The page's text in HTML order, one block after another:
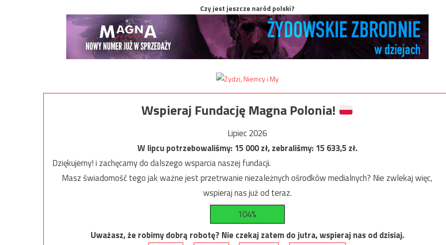
Czy jest jeszcze naród polski?
Wspieraj Fundację Magna Polonia!
Lipiec 2026
W lipcu potrzebowaliśmy:15 000zł, zebraliśmy:15 633,5zł.
Dziękujemy! i zachęcamy do dalszego wsparcia naszej fundacji.
Masz świadomość tego jak ważne jest przetrwanie niezależnych ośrodków medialnych? Nie zwlekaj więc,
wspieraj nas już od teraz.
104%
Uważasz, że robimy dobrą robotę? Nie czekaj zatem do jutra, wspieraj nas od dzisiaj.